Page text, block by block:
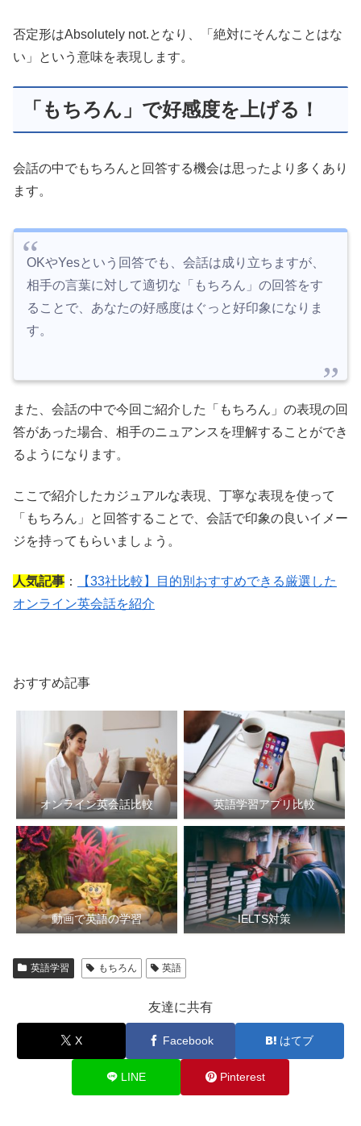
否定形はAbsolutely not.となり、「絶対にそんなことはな
い」という意味を表現します。
「もちろん」で好感度を上げる！
会話の中でもちろんと回答する機会は思ったより多くあり
ます。
OKやYesという回答でも、会話は成り立ちますが、
相手の言葉に対して適切な「もちろん」の回答をす
ることで、あなたの好感度はぐっと好印象になりま
す。
また、会話の中で今回ご紹介した「もちろん」の表現の回
答があった場合、相手のニュアンスを理解することができ
るようになります。
ここで紹介したカジュアルな表現、丁寧な表現を使って
「もちろん」と回答することで、会話で印象の良いイメー
ジを持ってもらいましょう。
人気記事 ：
【33社比較】目的別おすすめできる厳選した
オンライン英会話を紹介
おすすめ記事
オンライン英会話比較 英語学習アプリ比較
動画で英語の学習 IELTS対策
英語学習 もちろん 英語
友達に共有
X Facebook はてブ
LINE Pinterest